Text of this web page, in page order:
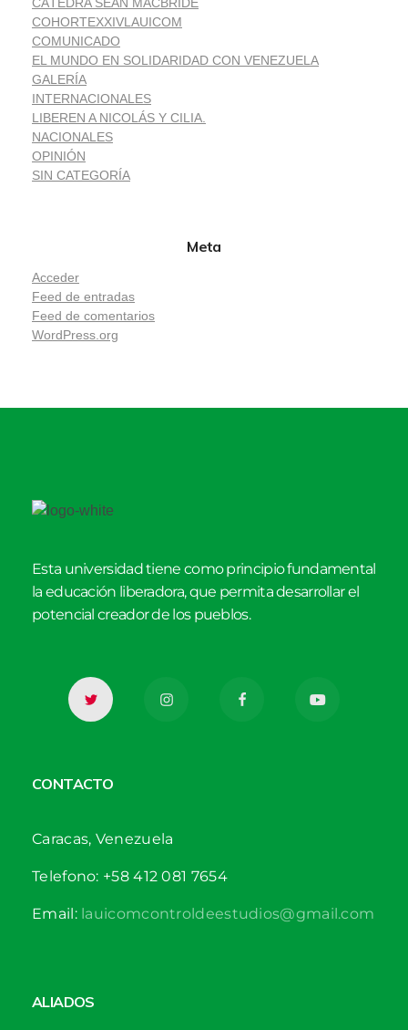
CÁTEDRA SEAN MACBRIDE
COHORTEXXIVLAUICOM
COMUNICADO
EL MUNDO EN SOLIDARIDAD CON VENEZUELA
GALERÍA
INTERNACIONALES
LIBEREN A NICOLÁS Y CILIA.
NACIONALES
OPINIÓN
SIN CATEGORÍA
Meta
Acceder
Feed de entradas
Feed de comentarios
WordPress.org
Esta universidad tiene como principio fundamental
la educación liberadora, que permita desarrollar el
potencial creador de los pueblos.
CONTACTO
Caracas, Venezuela
Telefono: +58 412 081 7654
Email:lauicomcontroldeestudios@gmail.com
ALIADOS